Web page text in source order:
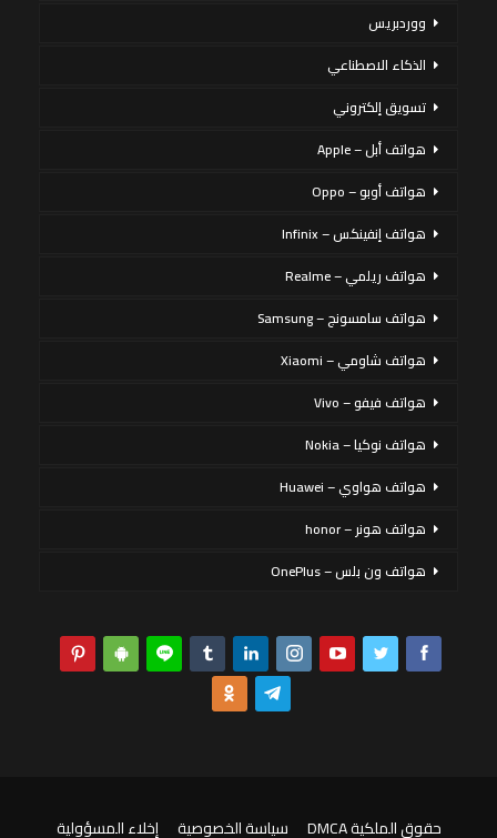
ووردبريس
الذكاء الاصطناعي
تسويق إلكتروني
هواتف أبل – Apple
هواتف أوبو – Oppo
هواتف إنفينكس – Infinix
هواتف ريلمي – Realme
هواتف سامسونج – Samsung
هواتف شاومي – Xiaomi
هواتف فيفو – Vivo
هواتف نوكيا – Nokia
هواتف هواوي – Huawei
هواتف هونر – honor
هواتف ون بلس – OnePlus
حقوق الملكية DMCA سياسة الخصوصية إخلاء المسؤولية